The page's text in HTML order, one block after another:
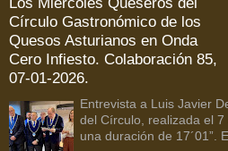
Círculo Gastronómico de los
Quesos Asturianos en Onda
Cero Infiesto. Colaboración 85,
07-01-2026.
Entrevista a Luis Javier
del Círculo, realizada el
una duración de 17´01”.